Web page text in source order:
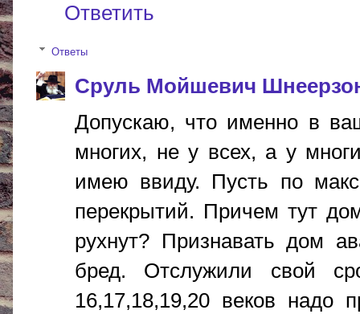
Ответить
Ответы
Сруль Мойшевич
Допускаю, что именно в
многих, не у всех, а у
имею ввиду. Пусть по
перекрытий. Причем тут
рухнут? Признавать дом
бред. Отслужили свой
16,17,18,19,20 веков надо